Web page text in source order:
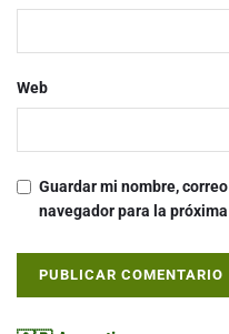
Web
Guardar mi nombre,
navegador para la